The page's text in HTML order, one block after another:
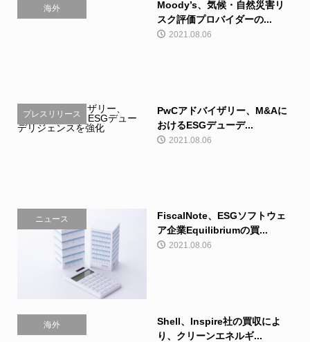
海外
Moody’s、気候・自然災害リ
スク評価プロバイダーの...
2021.08.06
プレスリリース
PwCアドバイザリー、M&Aに
おけるESGデューデ...
2021.08.06
ニュース
FiscalNote、ESGソフトウェ
ア企業Equilibriumの買...
2021.08.06
海外
Shell、Inspire社の買収によ
り、クリーンエネルギ...